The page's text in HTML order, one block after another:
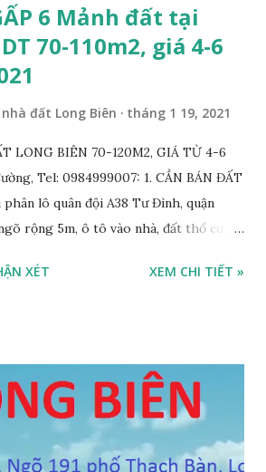
6 Mảnh đất tại
70-110m2, giá 4-6
đất Long Biên tháng 1 19, 2021
LONG BIÊN 70-120M2, GIÁ TỪ 4-6
Tel: 0984999007: 1. CẦN BÁN ĐẤT
lô quân đội A38 Tư Đình, quận
rộng 5m, ô tô vào nhà, đất thổ cư,
lượng; 2. CẦN BÁN GẤP đất ngõ 134
Thụy, ô tô cách 15m, DT 112m2, MT
Đông Nam, SĐCC, giá bán: 5,7 tỷ, có
BÁN GẤP đất mặt hồ Cự Khối, gần cầu
2ha, đường 6m, DT 110m2, MT 6m,
XÉT XEM CHI TIẾT »